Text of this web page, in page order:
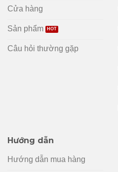
Cửa hàng
Sản phẩm
Câu hỏi thường gặp
Hướng dẫn
Hướng dẫn mua hàng